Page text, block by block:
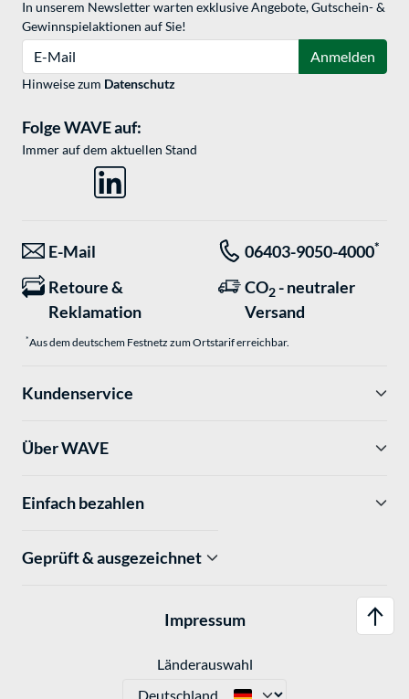
In unserem Newsletter warten exklusive Angebote, Gutschein- &
Gewinnspielaktionen auf Sie!
Anmelden
Hinweise zum Datenschutz
Folge WAVE auf:
Immer auf dem aktuellen Stand
E-Mail 06403-9050-4000*
Retoure &
Reklamation
CO2 - neutraler
Versand
*Aus dem deutschem Festnetz zum Ortstarif erreichbar.
Kundenservice
Über WAVE
Einfach bezahlen
Geprüft & ausgezeichnet
Impressum
Länderauswahl